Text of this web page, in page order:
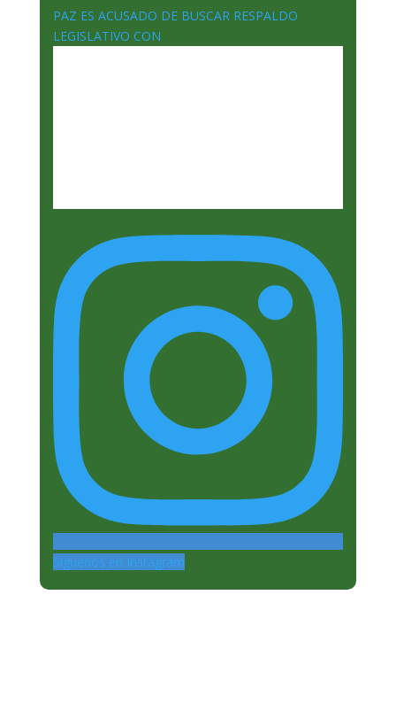
PAZ ES ACUSADO DE BUSCAR RESPALDO
LEGISLATIVO CON
Siguenos en Instagram